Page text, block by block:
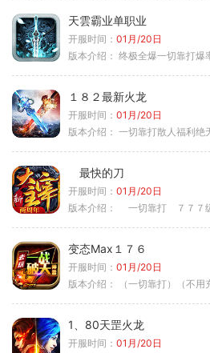
天雲霸业单职业
开服时间： 01月/20日
版本介绍： 终极全爆一切靠打爆
１８２最新火龙
开服时间： 01月/20日
版本介绍： 一切靠打散人福利绝
最快的刀
开服时间： 01月/20日
版本介绍：
一切靠打 ７７７级
变态Max１７６
开服时间： 01月/20日
版本介绍：
（一切靠打）（不用充
1、80天罡火龙
开服时间： 01月/20日